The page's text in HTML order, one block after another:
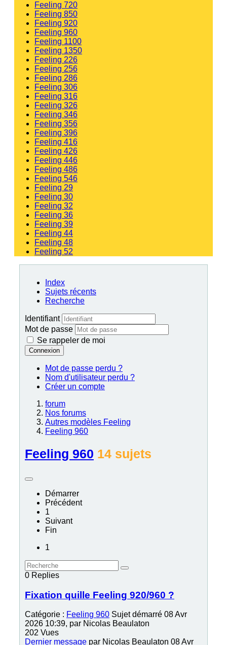
Feeling 720
Feeling 850
Feeling 920
Feeling 960
Feeling 1100
Feeling 1350
Feeling 226
Feeling 256
Feeling 286
Feeling 306
Feeling 316
Feeling 326
Feeling 346
Feeling 356
Feeling 396
Feeling 416
Feeling 426
Feeling 446
Feeling 486
Feeling 546
Feeling 29
Feeling 30
Feeling 32
Feeling 36
Feeling 39
Feeling 44
Feeling 48
Feeling 52
Index
Sujets récents
Recherche
Identifiant
Mot de passe
Se rappeler de moi
Connexion
Mot de passe perdu ?
Nom d'utilisateur perdu ?
Créer un compte
forum
Nos forums
Autres modèles Feeling
Feeling 960
Feeling 960 14 sujets
Démarrer
Précédent
1
Suivant
Fin
1
0 Replies
Fixation quille Feeling 920/960 ?
Catégorie : Feeling 960 Sujet démarré 08 Avr
2026 10:39, par Nicolas Beaulaton
202 Vues
Dernier message par Nicolas Beaulaton 08 Avr